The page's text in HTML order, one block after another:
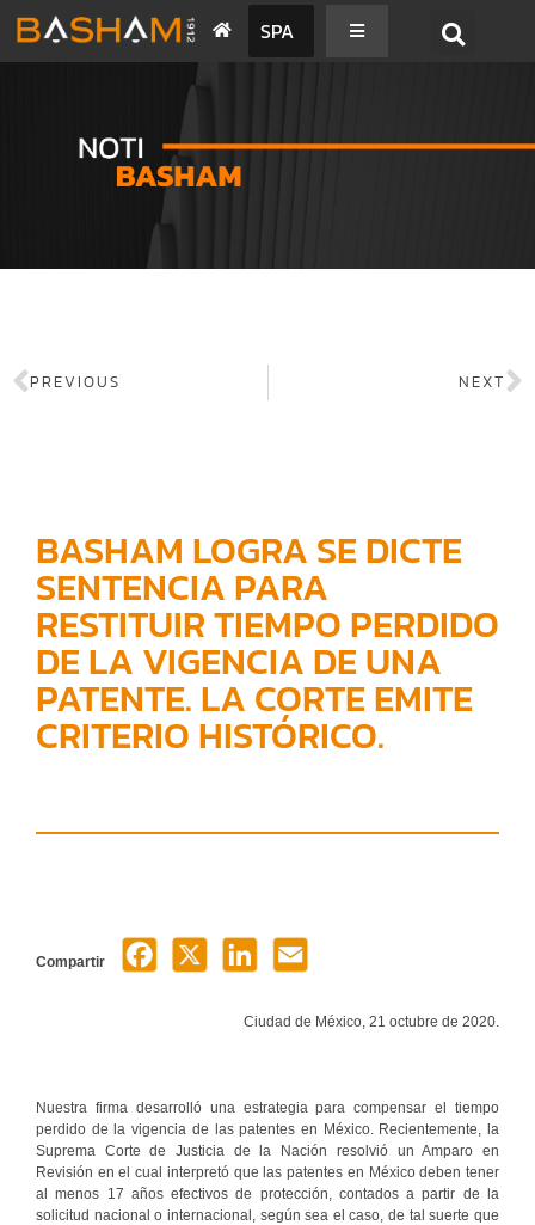
SPA
PREVIOUS NEXT
BASHAM LOGRA SE DICTE
SENTENCIA PARA
RESTITUIR TIEMPO PERDIDO
DE LA VIGENCIA DE UNA
PATENTE. LA CORTE EMITE
CRITERIO HISTÓRICO.
Compartir
Ciudad de México, 21 octubre de 2020.
Nuestra firma desarrolló una estrategia para compensar el tiempo
perdido de la vigencia de las patentes en México. Recientemente, la
Suprema Corte de Justicia de la Nación resolvió un Amparo en
Revisión en el cual interpretó que las patentes en México deben tener
al menos 17 años efectivos de protección, contados a partir de la
solicitud nacional o internacional, según sea el caso, de tal suerte que